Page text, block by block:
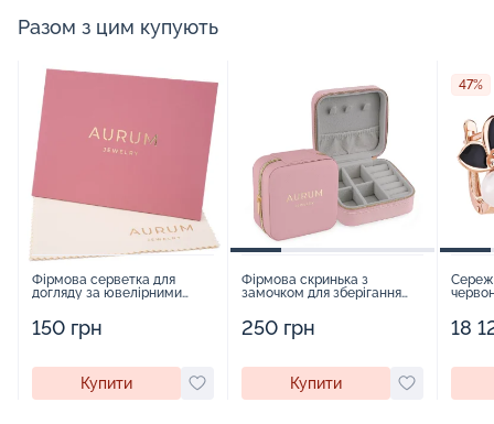
Разом з цим купують
Фірмова серветка для
догляду за ювелірними
150 грн
Купити
Фірмова скринька з
замочком для зберігання
250 грн
Купити
47%
18